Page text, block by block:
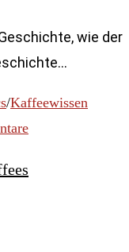
Geschichte, wie der
/Kaffeewissen